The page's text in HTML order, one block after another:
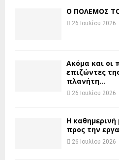
Ο ΠΟΛΕΜΟΣ
26 Ιουλίου 2026
Ακόμα και οι
επιζώντες
πλανήτη...
26 Ιουλίου 2026
H
προς την
26 Ιουλίου 2026